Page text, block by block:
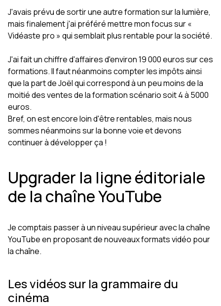
J'avais prévu de sortir une autre formation sur la lumière,
mais finalement j'ai préféré mettre mon focus sur «
Vidéaste pro » qui semblait plus rentable pour la société.
J'ai fait un chiffre d'affaires d'environ 19 000 euros sur ces
formations. Il faut néanmoins compter les impôts ainsi
que la part de Joël qui correspond à un peu moins de la
moitié des ventes de la formation scénario soit 4 à 5000
euros.
Bref, on est encore loin d'être rentables, mais nous
sommes néanmoins sur la bonne voie et devons
continuer à développer ça !
Upgrader la ligne éditoriale
de la chaîne YouTube
Je comptais passer à un niveau supérieur avec la chaîne
YouTube en proposant de nouveaux formats vidéo pour
la chaîne.
Les vidéos sur la grammaire du
cinéma